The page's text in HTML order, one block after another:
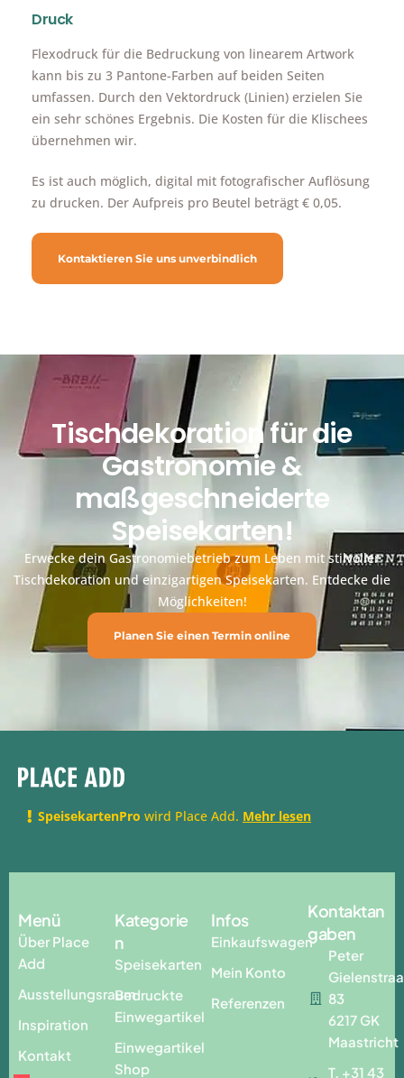
Druck
Flexodruck für die Bedruckung von linearem Artwork
kann bis zu 3 Pantone-Farben auf beiden Seiten
umfassen. Durch den Vektordruck (Linien) erzielen Sie
ein sehr schönes Ergebnis. Die Kosten für die Klischees
übernehmen wir.
Es ist auch möglich, digital mit fotografischer Auflösung
zu drucken. Der Aufpreis pro Beutel beträgt € 0,05.
Kontaktieren Sie uns unverbindlich
Tischdekoration für die
Gastronomie &
maßgeschneiderte
Speisekarten!
Erwecke dein Gastronomiebetrieb zum Leben mit stilvoller
Tischdekoration und einzigartigen Speisekarten. Entdecke die
Möglichkeiten!
Planen Sie einen Termin online
SpeisekartenPro wird Place Add. Mehr lesen
Menü
Über Place
Add
Ausstellungsraum
Inspiration
Kontakt
Kategorie
n
Speisekarten
Bedruckte
Einwegartikel
Einwegartikel
Shop
Infos
Einkaufswagen
Mein Konto
Referenzen
Kontaktan
gaben
Peter
83
6217 GK
Maastricht
T. +31 43